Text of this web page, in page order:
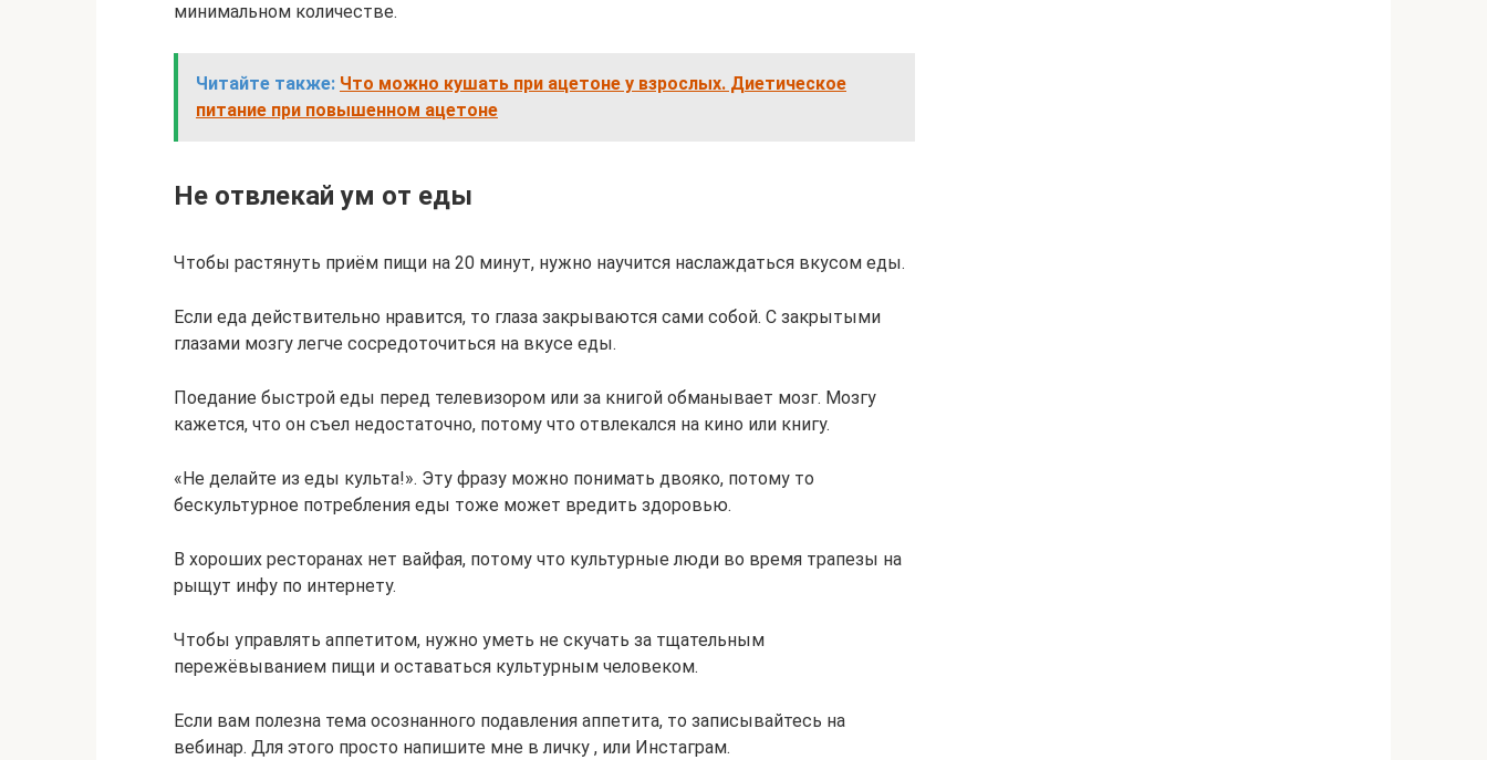
минимальном количестве.
Читайте также: Что можно кушать при ацетоне у взрослых. Диетическое
питание при повышенном ацетоне
Не отвлекай ум от еды
Чтобы растянуть приём пищи на 20 минут, нужно научится наслаждаться вкусом еды.
Если еда действительно нравится, то глаза закрываются сами собой. С закрытыми
глазами мозгу легче сосредоточиться на вкусе еды.
Поедание быстрой еды перед телевизором или за книгой обманывает мозг. Мозгу
кажется, что он съел недостаточно, потому что отвлекался на кино или книгу.
«Не делайте из еды культа!». Эту фразу можно понимать двояко, потому то
бескультурное потребления еды тоже может вредить здоровью.
В хороших ресторанах нет вайфая, потому что культурные люди во время трапезы на
рыщут инфу по интернету.
Чтобы управлять аппетитом, нужно уметь не скучать за тщательным
пережёвыванием пищи и оставаться культурным человеком.
Если вам полезна тема осознанного подавления аппетита, то записывайтесь на
вебинар. Для этого просто напишите мне в личку , или Инстаграм.